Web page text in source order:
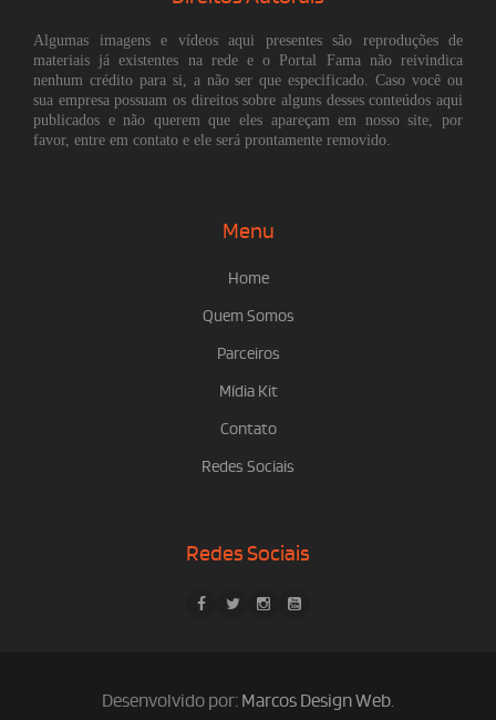
Algumas imagens e vídeos aqui presentes são reproduções de
materiais já existentes na rede e o Portal Fama não reivindica
nenhum crédito para si, a não ser que especificado. Caso você ou
sua empresa possuam os direitos sobre alguns desses conteúdos aqui
publicados e não querem que eles apareçam em nosso site, por
favor, entre em contato e ele será prontamente removido.
Menu
Home
Quem Somos
Parceiros
Mídia Kit
Contato
Redes Sociais
Redes Sociais
Desenvolvido por: Marcos Design Web.